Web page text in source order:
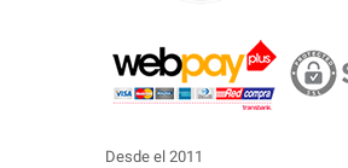
Desde el 2011